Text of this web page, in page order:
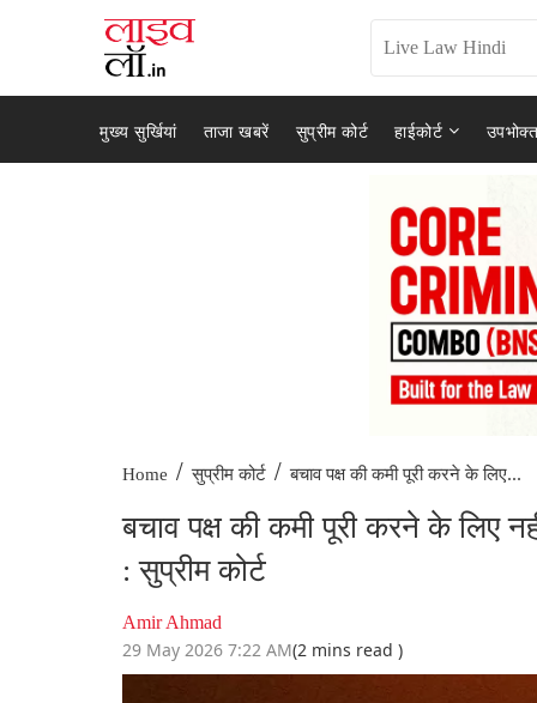
मुख्य सुर्खियां ताजा खबरें सुप्रीम कोर्ट हाईकोर्ट
Home / सुप्रीम कोर्ट / बचाव पक्ष की कमी पूरी करने के लिए...
बचाव पक्ष की कमी पूरी करने के लिए
: सुप्रीम कोर्ट
Amir Ahmad
29 May 2026 7:22 AM(2 mins read )